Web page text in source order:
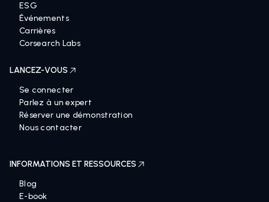
ESG
Événements
Carrières
Corsearch Labs
LANCEZ-VOUS
Se connecter
Parlez à un expert
Réserver une démonstration
Nous contacter
INFORMATIONS ET RESSOURCES
Blog
E-book